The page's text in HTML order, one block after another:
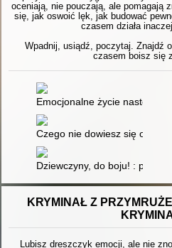
oceniają, nie pouczają, ale pomagają
się, jak oswoić lęk, jak budować
czasem działa
Wpadnij, usiądź, poczytaj. Znajdź
czasem boisz się
Emocjonalne życie
Czego nie dowiesz się od
Dziewczyny, do boju! :
KRYMINAŁ Z
Lubisz dreszczyk emocji, ale nie